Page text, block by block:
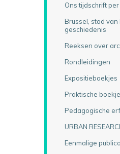
Ons tijdschrift
Brussel, stad van
geschiedenis
Reeksen over
Rondleidingen
Expositieboekjes
Praktische
Pedagogische
URBAN
Eenmalige